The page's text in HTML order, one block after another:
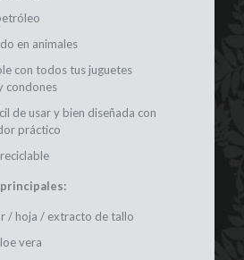
en animales
con todos tus juguetes
condones
de usar y bien diseñada con
práctico
/ hoja / extracto de tallo
vera